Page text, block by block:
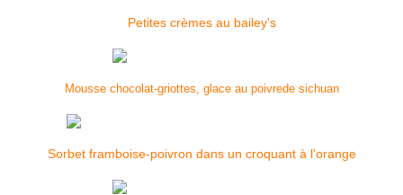
Petites crèmes au bailey's
Mousse chocolat-griottes, glace au poivrede sichuan
Sorbet framboise-poivron dans un croquant à l'orange